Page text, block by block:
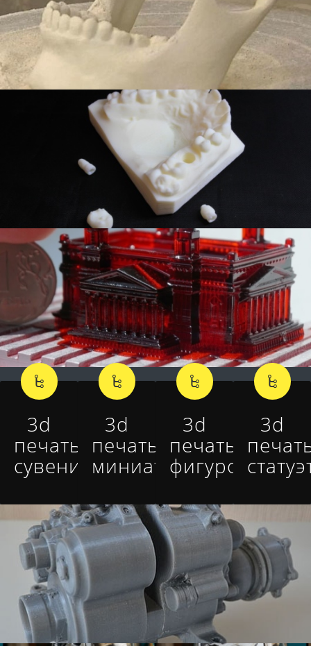
3d
печать
сувениров
3d
печать
миниатюр
3d
печать
фигурок
3d